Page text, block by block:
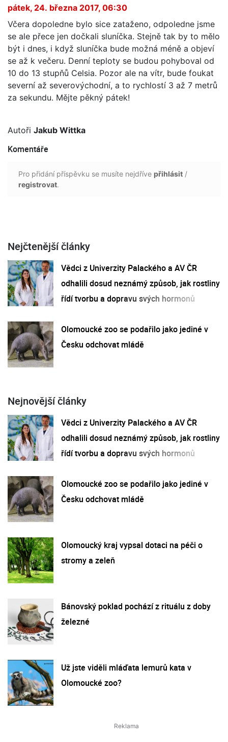
pátek, 24. března 2017, 06:30
Včera dopoledne bylo sice zataženo, odpoledne jsme
se ale přece jen dočkali sluníčka. Stejně tak by to mělo
být i dnes, i když sluníčka bude možná méně a objeví
se až k večeru. Denní teploty se budou pohyboval od
10 do 13 stupňů Celsia. Pozor ale na vítr, bude foukat
severní až severovýchodní, a to rychlostí 3 až 7 metrů
za sekundu. Mějte pěkný pátek!
Autoři Jakub Wittka
Komentáře
Pro přidání příspěvku se musíte nejdříve přihlásit /
registrovat.
Nejčtenější články
Vědci z Univerzity Palackého a AV ČR
odhalili dosud neznámý způsob, jak rostliny
řídí tvorbu a dopravu svých hormonů
Olomoucké zoo se podařilo jako jediné v
Česku odchovat mládě
Nejnovější články
Vědci z Univerzity Palackého a AV ČR
odhalili dosud neznámý způsob, jak rostliny
řídí tvorbu a dopravu svých hormonů
Olomoucké zoo se podařilo jako jediné v
Česku odchovat mládě
Olomoucký kraj vypsal dotaci na péči o
stromy a zeleň
Bánovský poklad pochází z rituálu z doby
železné
Už jste viděli mláďata lemurů kata v
Olomoucké zoo?